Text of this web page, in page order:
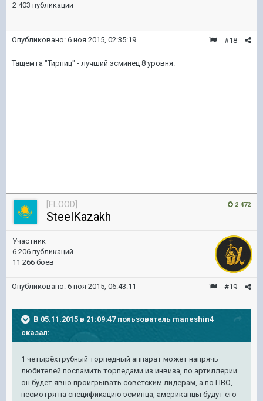
2 403 публикации
#18
Опубликовано: 6 ноя 2015, 02:35:19
Тащемта "Тирпиц" - лучший эсминец 8 уровня.
2 472
[FLOOD]
SteelKazakh
Участник
6 206 публикаций
11 266 боёв
#19
Опубликовано: 6 ноя 2015, 06:43:11
В 05.11.2015 в 21:09:47 пользователь maneshin4
сказал:
1 четырёхтрубный торпедный аппарат может напрячь
любителей поспамить торпедами из инвиза, по артиллерии
он будет явно проигрывать советским лидерам, а по ПВО,
несмотря на спецификацию эсминца, американцы будут его